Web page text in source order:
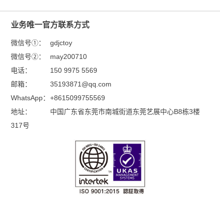
业务唯一官方联系方式
微信号①：
gdjctoy
微信号②：
may200710
电话：
150 9975 5569
邮箱：
35193871@qq.com
WhatsApp： +8615099755569
地址：
中国广东省东莞市南城街道东莞艺展中心B8栋3楼
317号